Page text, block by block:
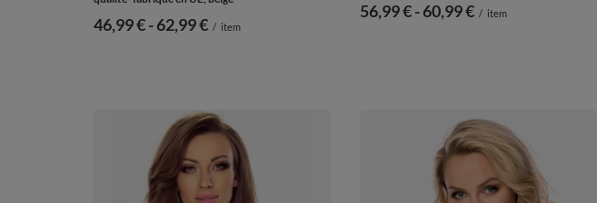
de
46,99 €-vers le bas
62,99 € / item
de
56,99 €-vers le bas
60,99 € / item